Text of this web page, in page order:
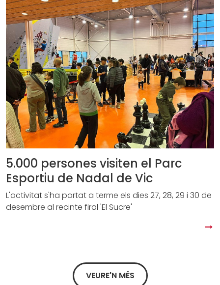
5.000 persones visiten el Parc
Esportiu de Nadal de Vic
L'activitat s'ha portat a terme els dies 27, 28, 29 i 30 de
desembre al recinte firal 'El Sucre'
VEURE'N MÉS